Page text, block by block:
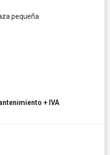
pequeña
+ IVA